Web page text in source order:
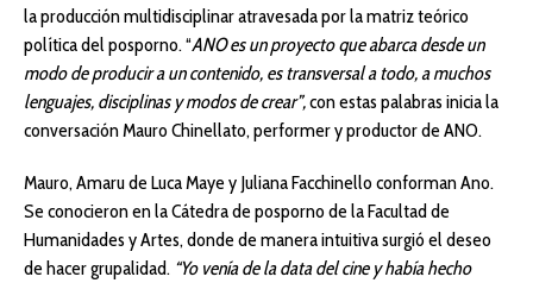
la producción multidisciplinar atravesada por la matriz teórico
política del posporno.“ANO es un proyecto que abarca desde un
modo de producir a un contenido, es transversal a todo, a muchos
lenguajes, disciplinas y modos de crear”,con estas palabras inicia la
conversación Mauro Chinellato, performer y productor de ANO.
Mauro, Amaru de Luca Maye y Juliana Facchinello conforman Ano.
Se conocieron en la Cátedra de posporno de la Facultad de
Humanidades y Artes, donde de manera intuitiva surgió el deseo
de hacer grupalidad. “Yo venía de la data del cine y había hecho